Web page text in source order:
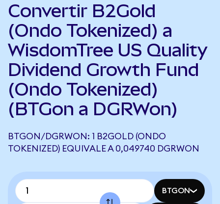
Convertir B2Gold
(Ondo Tokenized) a
WisdomTree US Quality
Dividend Growth Fund
(Ondo Tokenized)
(BTGon a DGRWon)
BTGON/DGRWON: 1 B2GOLD (ONDO
TOKENIZED) EQUIVALE A 0,049740 DGRWON
BTGON